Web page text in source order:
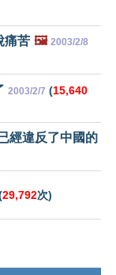
痛苦 🖼️ 2003/2/8
2003/2/7 (15,640
經違反了中國的
29,792次)